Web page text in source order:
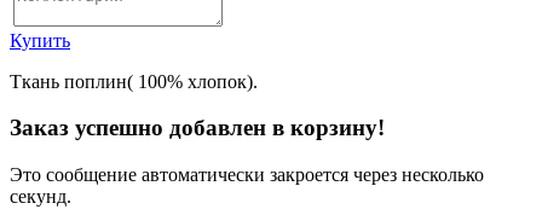
Купить
Ткань поплин( 100% хлопок).
Заказ успешно добавлен в корзину!
Это сообщение автоматически закроется через несколько
секунд.